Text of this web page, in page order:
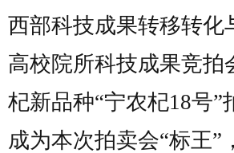
西部科技成果转移转化
高校院所科技成果竞拍
杞新品种“宁农杞18号”
成为本次拍卖会“标王”